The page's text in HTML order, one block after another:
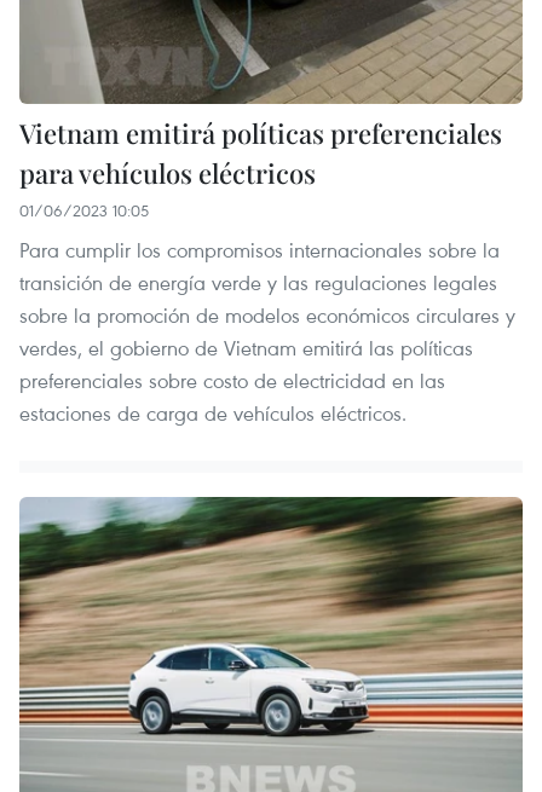
Vietnam emitirá políticas preferenciales
para vehículos eléctricos
01/06/2023 10:05
Para cumplir los compromisos internacionales sobre la
transición de energía verde y las regulaciones legales
sobre la promoción de modelos económicos circulares y
verdes, el gobierno de Vietnam emitirá las políticas
preferenciales sobre costo de electricidad en las
estaciones de carga de vehículos eléctricos.